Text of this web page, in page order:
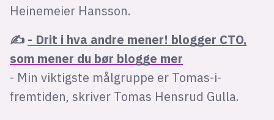
Heinemeier Hansson.
✍ - Drit i hva andre mener! blogger CTO,
som mener du bør blogge mer
- Min viktigste målgruppe er Tomas-i-
fremtiden, skriver Tomas Hensrud Gulla.